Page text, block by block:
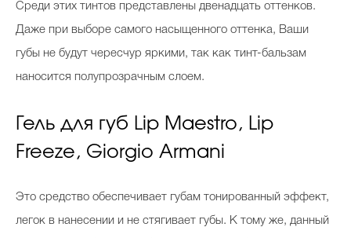
Среди этих тинтов представлены двенадцать оттенков.
Даже при выборе самого насыщенного оттенка, Ваши
губы не будут чересчур яркими, так как тинт-бальзам
наносится полупрозрачным слоем.
Гель для губ Lip Maestro, Lip
Freeze, Giorgio Armani
Это средство обеспечивает губам тонированный эффект,
легок в нанесении и не стягивает губы. К тому же, данный